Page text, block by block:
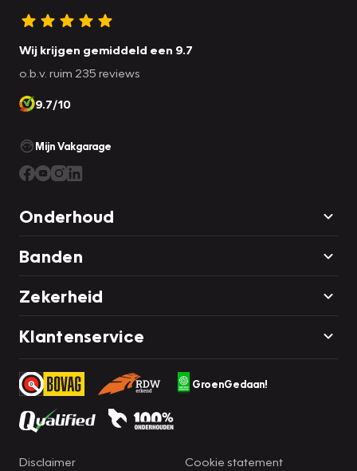
Wij krijgen gemiddeld een 9.7
o.b.v. ruim 235 reviews
9.7/10
Mijn Vakgarage
Onderhoud
Banden
Zekerheid
Klantenservice
GroenGedaan!
Disclaimer Cookie statement